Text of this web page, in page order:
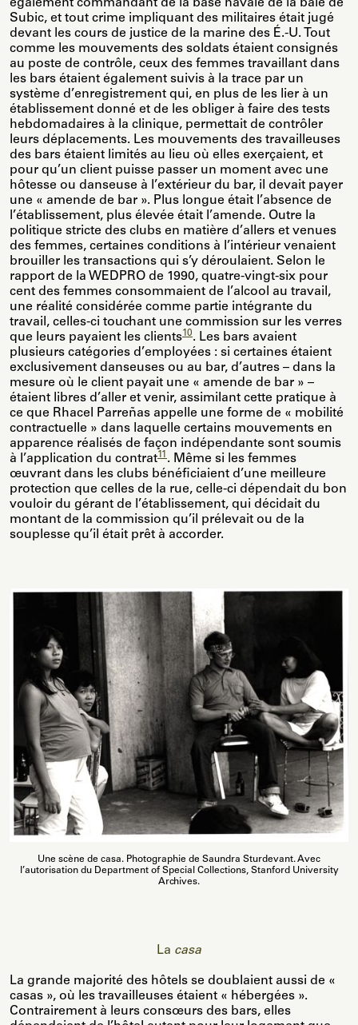
également commandant de la base navale de la baie de
Subic, et tout crime impliquant des militaires était jugé
devant les cours de justice de la marine des É.-U. Tout
comme les mouvements des soldats étaient consignés
au poste de contrôle, ceux des femmes travaillant dans
les bars étaient également suivis à la trace par un
système d’enregistrement qui, en plus de les lier à un
établissement donné et de les obliger à faire des tests
hebdomadaires à la clinique, permettait de contrôler
leurs déplacements. Les mouvements des travailleuses
des bars étaient limités au lieu où elles exerçaient, et
pour qu’un client puisse passer un moment avec une
hôtesse ou danseuse à l’extérieur du bar, il devait payer
une « amende de bar ». Plus longue était l’absence de
l’établissement, plus élevée était l’amende. Outre la
politique stricte des clubs en matière d’allers et venues
des femmes, certaines conditions à l’intérieur venaient
brouiller les transactions qui s’y déroulaient. Selon le
rapport de la WEDPRO de 1990, quatre-vingt-six pour
cent des femmes consommaient de l’alcool au travail,
une réalité considérée comme partie intégrante du
travail, celles-ci touchant une commission sur les verres
que leurs payaient les clients10. Les bars avaient
plusieurs catégories d’employées : si certaines étaient
exclusivement danseuses ou au bar, d’autres – dans la
mesure où le client payait une « amende de bar » –
étaient libres d’aller et venir, assimilant cette pratique à
ce que Rhacel Parreñas appelle une forme de « mobilité
contractuelle » dans laquelle certains mouvements en
apparence réalisés de façon indépendante sont soumis
à l’application du contrat11 . Même si les femmes
œuvrant dans les clubs bénéficiaient d’une meilleure
protection que celles de la rue, celle-ci dépendait du bon
vouloir du gérant de l’établissement, qui décidait du
montant de la commission qu’il prélevait ou de la
souplesse qu’il était prêt à accorder.
Une scène de casa. Photographie de Saundra Sturdevant. Avec
l’autorisation du Department of Special Collections, Stanford University
Archives.
La casa
La grande majorité des hôtels se doublaient aussi de «
casas », où les travailleuses étaient « hébergées ».
Contrairement à leurs consœurs des bars, elles